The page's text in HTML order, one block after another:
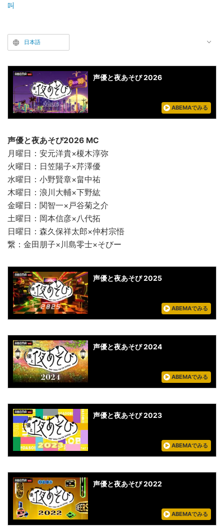
叫
日本語
声優と夜あそび 2026
ABEMAでみる
声優と夜あそび2026 MC
月曜日：安元洋貴×榎木淳弥
火曜日：日笠陽子×芹澤優
水曜日：小野賢章×畠中祐
木曜日：浪川大輔×下野紘
金曜日：関智一×戸谷菊之介
土曜日：岡本信彦×八代拓
日曜日：森久保祥太郎×仲村宗悟
繋：金田朋子×川島零士×そびー
声優と夜あそび 2025
ABEMAでみる
声優と夜あそび 2024
ABEMAでみる
声優と夜あそび 2023
ABEMAでみる
声優と夜あそび 2022
ABEMAでみる